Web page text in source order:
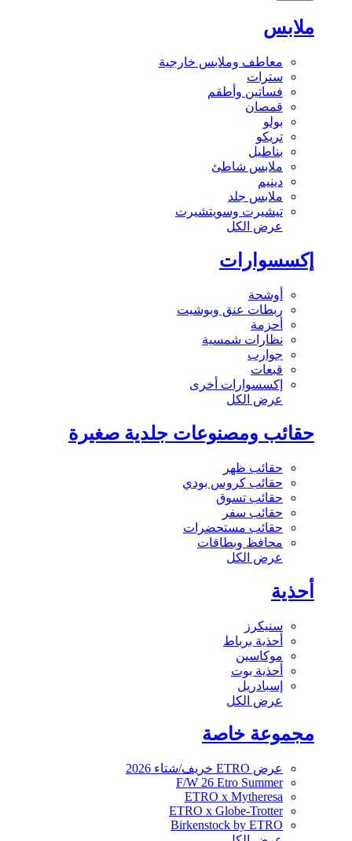
ملابس
معاطف وملابس خارجية
سترات
فساتين وأطقم
قمصان
بولو
تريكو
بناطيل
ملابس شاطئ
دينيم
ملابس جلد
تيشيرت وسويتشيرت
عرض الكل
إكسسوارات
أوشحة
ربطات عنق وبوشيت
أحزمة
نظارات شمسية
جوارب
قبعات
إكسسوارات أخرى
عرض الكل
حقائب ومصنوعات جلدية صغيرة
حقائب ظهر
حقائب كروس بودي
حقائب تسوق
حقائب سفر
حقائب مستحضرات
محافظ وبطاقات
عرض الكل
أحذية
سنيكرز
أحذية برباط
موكاسين
أحذية بوت
إسبادريل
عرض الكل
مجموعة خاصة
عرض ETRO خريف/شتاء 2026
F/W 26 Etro Summer
ETRO x Mytheresa
ETRO x Globe-Trotter
Birkenstock by ETRO